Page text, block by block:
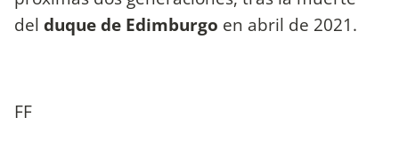
del duque de Edimburgo en abril de 2021.
FF